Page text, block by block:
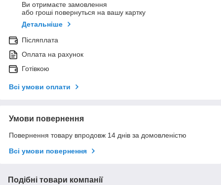
Ви отримаєте замовлення
або гроші повернуться на вашу картку
Детальніше
Післяплата
Оплата на рахунок
Готівкою
Всі умови оплати
Умови повернення
Повернення товару впродовж 14 днів за домовленістю
Всі умови повернення
Подібні товари компанії